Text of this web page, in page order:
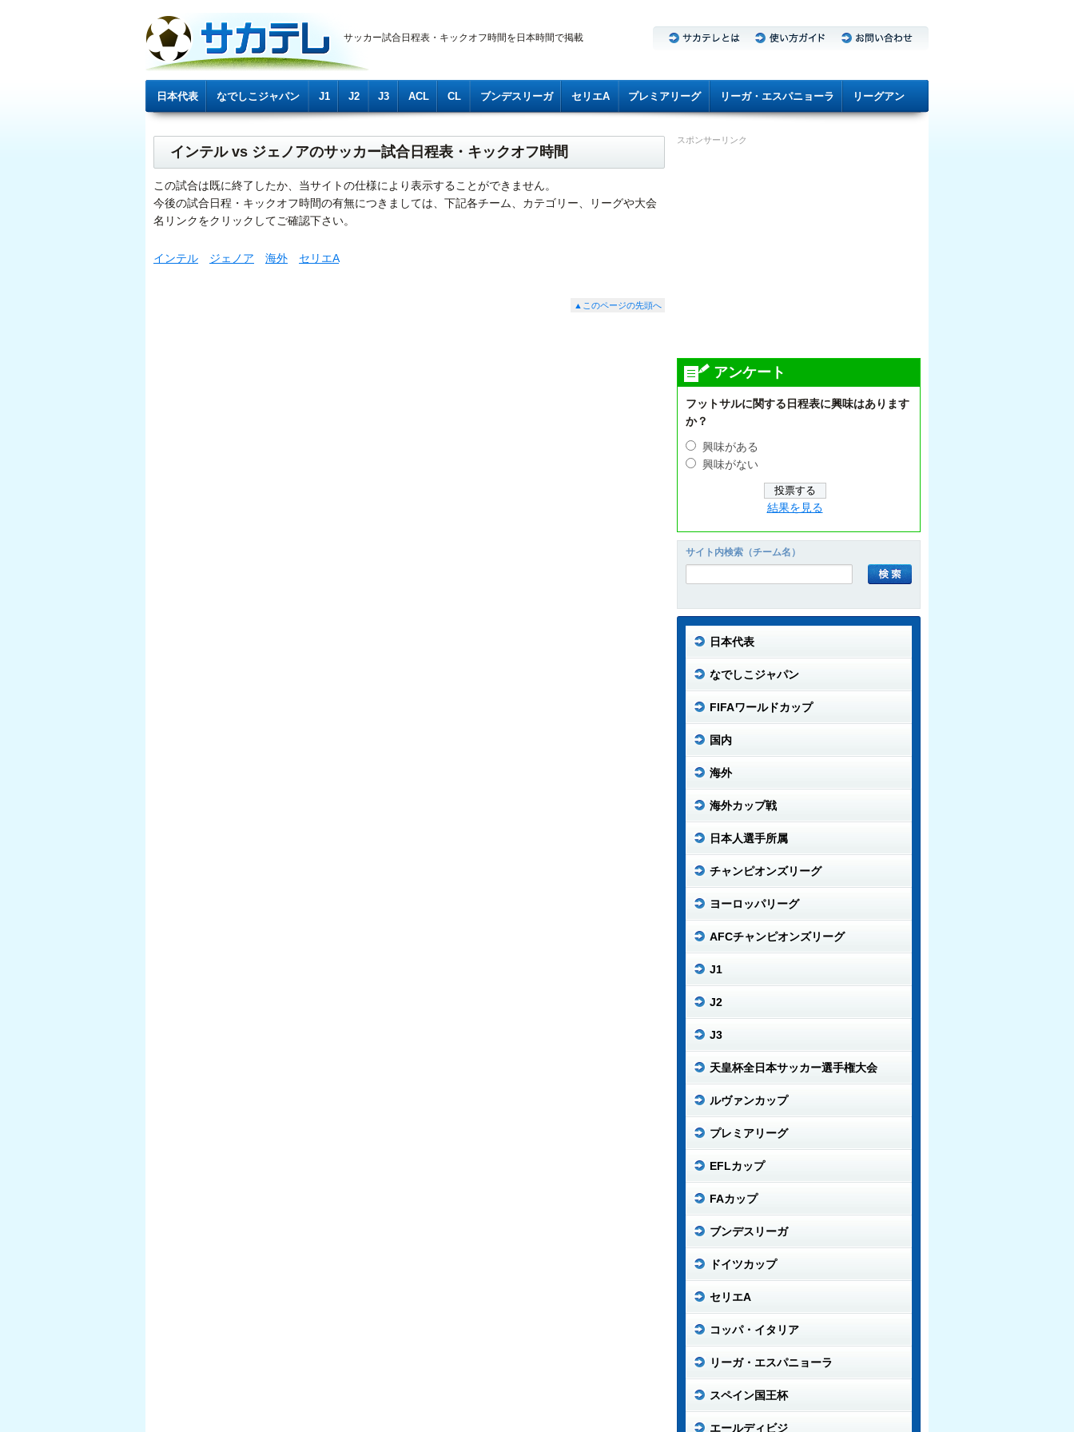
サッカー試合日程表・キックオフ時間を日本時間で掲載
日本代表 なでしこジャパン J1 J2 J3 ACL CL ブンデスリーガ セリエA プレミアリーグ リーガ・エスパニョーラ リーグアン
インテル vs ジェノアのサッカー試合日程表・キックオフ時間
この試合は既に終了したか、当サイトの仕様により表示することができません。
今後の試合日程・キックオフ時間の有無につきましては、下記各チーム、カテゴリー、リーグや大会
名リンクをクリックしてご確認下さい。
インテル ジェノア 海外 セリエA
▲このページの先頭へ
スポンサーリンク
アンケート
フットサルに関する日程表に興味はあります
か？
興味がある
興味がない
結果を見る
サイト内検索（チーム名）
日本代表
なでしこジャパン
FIFAワールドカップ
国内
海外
海外カップ戦
日本人選手所属
チャンピオンズリーグ
ヨーロッパリーグ
AFCチャンピオンズリーグ
J1
J2
J3
天皇杯全日本サッカー選手権大会
ルヴァンカップ
プレミアリーグ
EFLカップ
FAカップ
ブンデスリーガ
ドイツカップ
セリエA
コッパ・イタリア
リーガ・エスパニョーラ
スペイン国王杯
エールディビジ